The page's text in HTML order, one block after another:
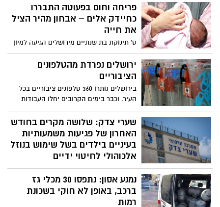
ממלחה למרכז העיר
פריחה וחום בפעוטה התבררו
כחיידק אלים – אבחון מהיר הציל
את חייה
ס' תינוקת בת שנתיים מירושלים הגיעה למיון
בשערי צדק לאחר שהקיאה ללא הפסקה. ס'
מיד טופלה באמצעות אנטיביוטיקה והובהלה
ליחידה לטיפול נמרץ ילדים. הוריה: "זה פשוט
ירושלים נפרדת מהטלפונים
הציבוריים
בירושלים נותרו 360 טלפונים ציבוריים בכל
העיר, וכבר בימים הקרובים יחלו העבודות
להסרתם מהמרחב הציבורי
שערי צדק: שלושה מקרים בחודש
האחרון של פגיעות משמעותיות
בעיניים בילדים בשל שימוש בנוזל
אלכוהולי לחיטוי ידיים
"האלכוהול שבחומרי החיטוי הביתיים הורג
נגיפים כמו שהוא הורס תאים אחרים" אומר
ד"ר ישי ווייל, רופא עיניים בכיר ביחידת
הקרנית במרכז הרפואי שערי צדק
נמנע אסון: נתפסו 30 מכלי גז
ברכב, באופן לא חוקי בשכונת
רמות